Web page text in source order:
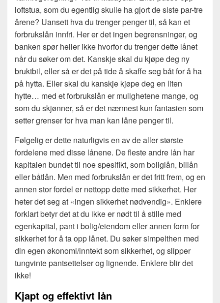
loftstua, som du egentlig skulle ha gjort de siste par-tre
årene? Uansett hva du trenger penger til, så kan et
forbrukslån innfri. Her er det ingen begrensninger, og
banken spør heller ikke hvorfor du trenger dette lånet
når du søker om det. Kanskje skal du kjøpe deg ny
bruktbil, eller så er det på tide å skaffe seg båt for å ha
på hytta. Eller skal du kanskje kjøpe deg en liten
hytte… med et forbrukslån er mulighetene mange, og
som du skjønner, så er det nærmest kun fantasien som
setter grenser for hva man kan låne penger til.
Følgelig er dette naturligvis en av de aller største
fordelene med disse lånene. De fleste andre lån har
kapitalen bundet til noe spesifikt, som boliglån, billån
eller båtlån. Men med forbrukslån er det fritt frem, og en
annen stor fordel er nettopp dette med sikkerhet. Her
heter det seg at «ingen sikkerhet nødvendig». Enklere
forklart betyr det at du ikke er nødt til å stille med
egenkapital, pant i bolig/eiendom eller annen form for
sikkerhet for å ta opp lånet. Du søker simpelthen med
din egen økonomi/inntekt som sikkerhet, og slipper
tungvinte pantsettelser og lignende. Enklere blir det
ikke!
Kjapt og effektivt lån